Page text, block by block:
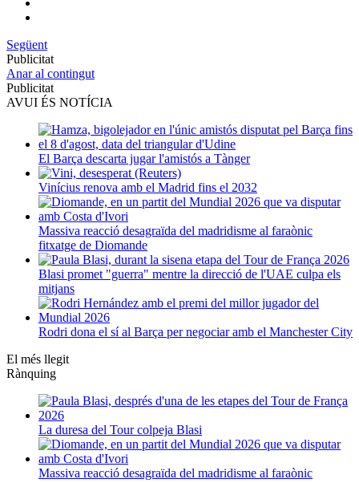
Següent
Publicitat
Anar al contingut
Publicitat
AVUI ÉS NOTÍCIA
El Barça descarta jugar l'amistós a Tànger
Vinícius renova amb el Madrid fins el 2032
Massiva reacció desagraïda del madridisme al faraònic
fitxatge de Diomande
Blasi promet "guerra" mentre la direcció de l'UAE culpa els
mitjans
Rodri dona el sí al Barça per negociar amb el Manchester City
El més llegit
Rànquing
La duresa del Tour colpeja Blasi
Massiva reacció desagraïda del madridisme al faraònic